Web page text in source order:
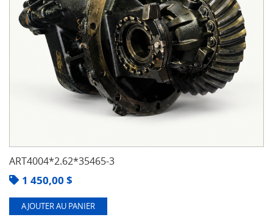
ART4004*2.62*35465-3
1 450,00 $
AJOUTER AU PANIER